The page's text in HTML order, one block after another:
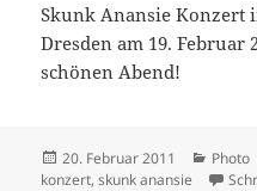
Skunk Anansie Konzert
Dresden am 19. Februar
schönen Abend!
Veröffentlicht
am
20. Februar 2011 Photo
konzert,skunk anansie